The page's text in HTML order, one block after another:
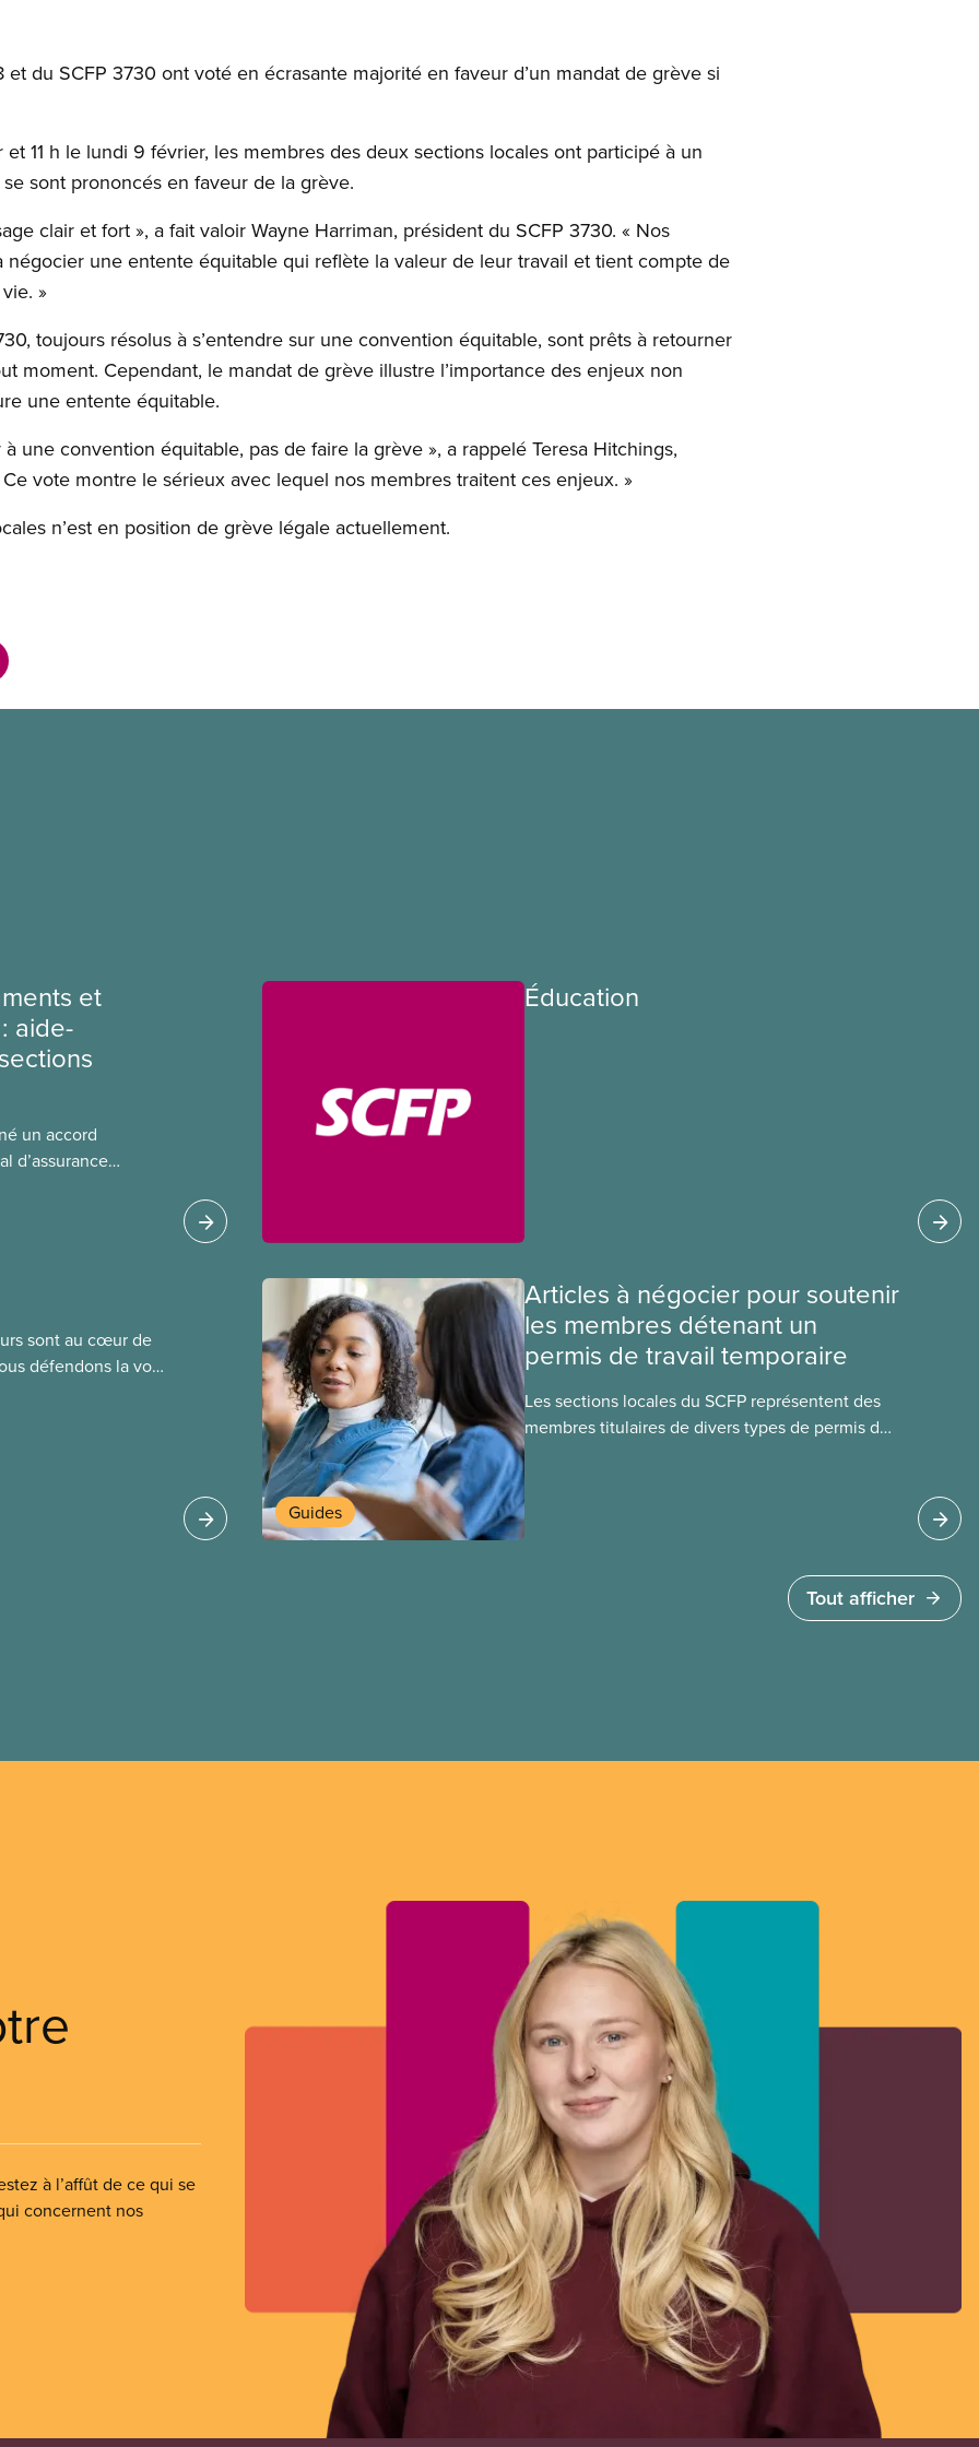
du SCFP 3730 ont voté en écrasante majorité en faveur d’un mandat de grève si
11 h le lundi 9 février, les membres des deux sections locales ont participé à un
sont prononcés en faveur de la grève.
clair et fort », a fait valoir Wayne Harriman, président du SCFP 3730. « Nos
négocier une entente équitable qui reflète la valeur de leur travail et tient compte de
»
toujours résolus à s’entendre sur une convention équitable, sont prêts à retourner
moment. Cependant, le mandat de grève illustre l’importance des enjeux non
une entente équitable.
une convention équitable, pas de faire la grève », a rappelé Teresa Hitchings,
vote montre le sérieux avec lequel nos membres traitent ces enjeux. »
n’est en position de grève légale actuellement.
et
aide-
un accord
d’assurance
Éducation
sont au cœur de
défendons la voix
Guides
Articles à négocier pour soutenir
les membres détenant un
permis de travail temporaire
Les sections locales du SCFP représentent des
membres titulaires de divers types de permis de
Tout afficher
à l’affût de ce qui se
concernent nos